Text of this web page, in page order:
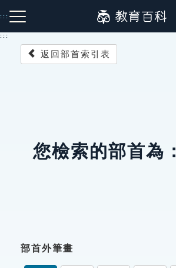
到
主
:::
成語故事
:::
返回部首索引表
您檢索的部首為：
部首外筆畫